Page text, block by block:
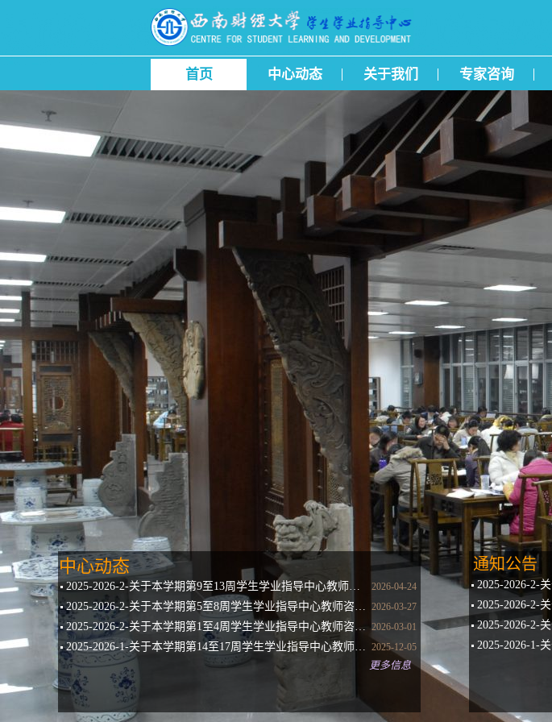
首页 中心动态 关于我们 专家咨询
中心动态
2026-04-24
2025-2026-2-关于本学期第9至13周学生学业指导中心教师咨询安排的通知
2026-03-27
2025-2026-2-关于本学期第5至8周学生学业指导中心教师咨询安排的通知
2026-03-01
2025-2026-2-关于本学期第1至4周学生学业指导中心教师咨询安排的通知
2025-12-05
2025-2026-1-关于本学期第14至17周学生学业指导中心教师咨询安排的通知
更多信息
通知公告